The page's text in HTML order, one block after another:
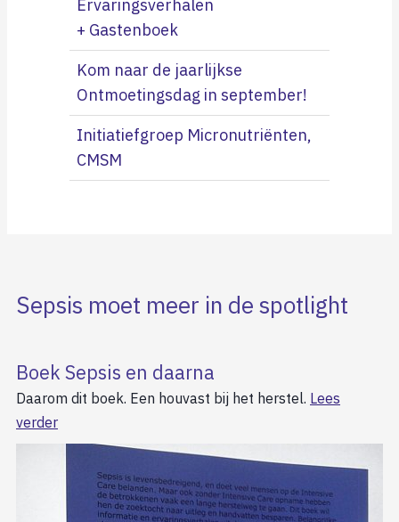
Ervaringsverhalen
+ Gastenboek
Kom naar de jaarlijkse
Ontmoetingsdag in september!
Initiatiefgroep Micronutriënten,
CMSM
Sepsis moet meer in de spotlight
Boek Sepsis en daarna
Daarom dit boek. Een houvast bij het herstel. Lees
verder